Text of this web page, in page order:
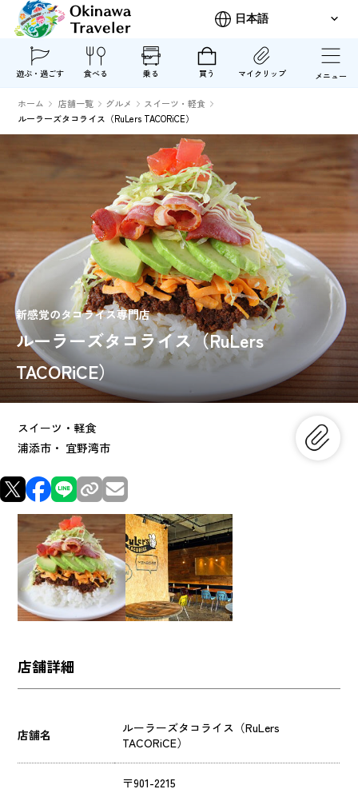
遊ぶ・過ごす 食べる 乗る 買う マイクリップ メニュー
ホーム 店舗一覧 グルメ
スイーツ・軽食
ルーラーズタコライス（RuLers TACORiCE）
新感覚のタコライス専門店
ルーラーズタコライス（RuLers
TACORiCE）
スイーツ・軽食
浦添市・ 宜野湾市
店舗詳細
店舗名
ルーラーズタコライス（RuLers
TACORiCE）
〒901-2215